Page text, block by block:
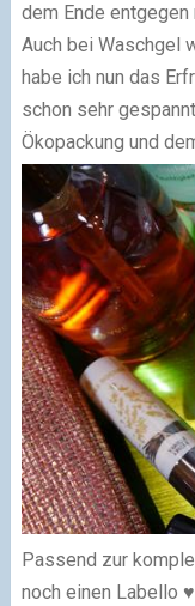
dem Ende entgegen
Auch bei Waschgel
habe ich nun das
schon sehr
Ökopackung und
Passend zur
noch einen Labello